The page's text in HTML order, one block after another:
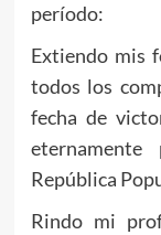
período:
Extiendo mis
todos los
fecha de
República
Rindo mi